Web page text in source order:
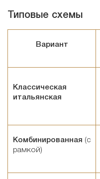
Типовые схемы
Вариант
Классическая
итальянская
Комбинированная (с
рамкой)